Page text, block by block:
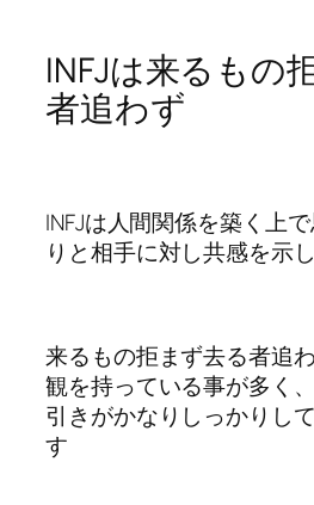
INFJは来るもの
者追わず
INFJは人間関係を築く上
りと相手に対し共感を示
来るもの拒まず去る者追
観を持っている事が多く
引きがかなりしっかりし
す